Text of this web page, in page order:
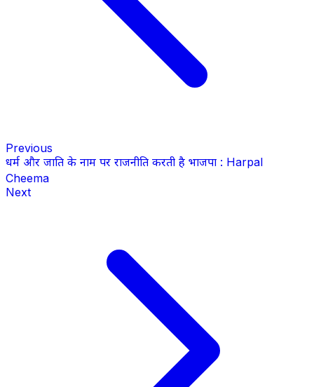
Previous
धर्म और जाति के नाम पर राजनीति करती है भाजपा : Harpal
Cheema
Next